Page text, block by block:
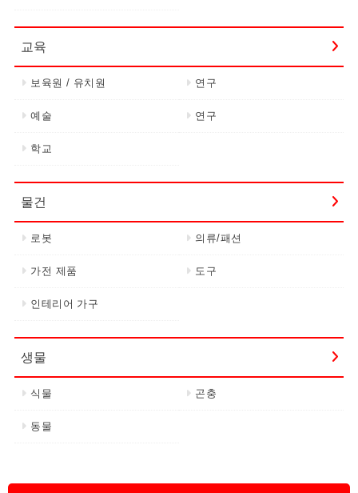
교육
보육원 / 유치원 연구
예술 연구
학교
물건
로봇 의류/패션
가전 제품 도구
인테리어 가구
생물
식물 곤충
동물